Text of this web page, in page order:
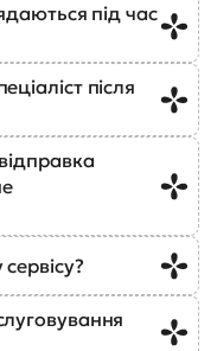
під час
після